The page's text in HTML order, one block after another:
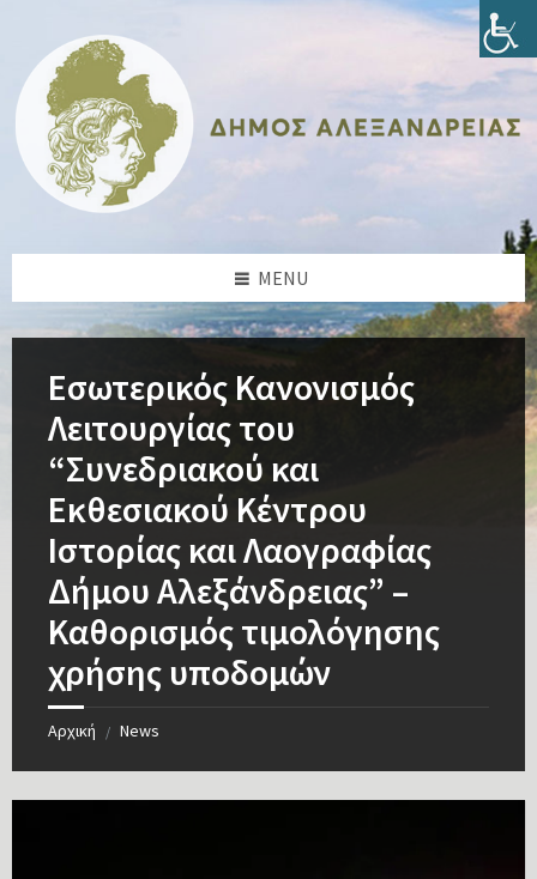
content
sidebar
sidebar
footer
MENU
Εσωτερικός Κανονισμός
Λειτουργίας του
“Συνεδριακού και
Εκθεσιακού Κέντρου
Ιστορίας και Λαογραφίας
Δήμου Αλεξάνδρειας” –
Καθορισμός τιμολόγησης
χρήσης υποδομών
Αρχική / News